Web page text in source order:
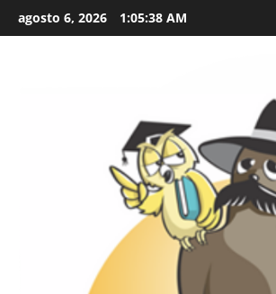
to
agosto 6, 2026 1:05:39 AM